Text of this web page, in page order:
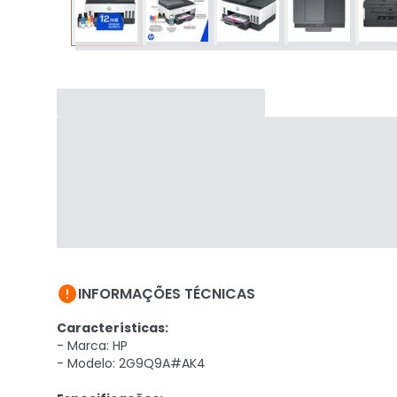
INFORMAÇÕES TÉCNICAS
Características:
- Marca: HP
- Modelo: 2G9Q9A#AK4